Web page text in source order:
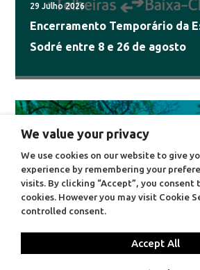
29 Julho 2026
Encerramento Temporário da
Sodré entre 8 e 26 de agosto
We value your privacy
We use cookies on our website to give
experience by remembering your
visits. By clicking “Accept”, you consent
cookies. However you may visit Cookie
controlled consent.
Accept All